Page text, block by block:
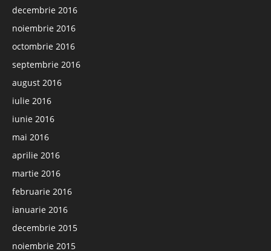
decembrie 2016
noiembrie 2016
octombrie 2016
septembrie 2016
august 2016
iulie 2016
iunie 2016
mai 2016
aprilie 2016
martie 2016
februarie 2016
ianuarie 2016
decembrie 2015
noiembrie 2015